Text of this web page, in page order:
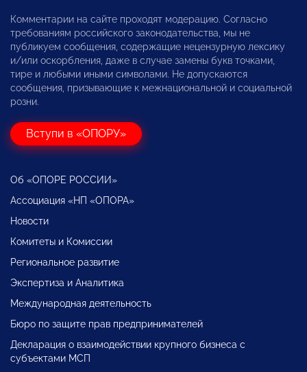
Комментарии на сайте проходят модерацию. Согласно
требованиям российского законодательства, мы не
публикуем сообщения, содержащие нецензурную лексику
и/или оскорбления, даже в случае замены букв точками,
тире и любыми иными символами. Не допускаются
сообщения, призывающие к межнациональной и социальной
розни.
Вступи в «ОПОРУ»
Об «ОПОРЕ РОССИИ»
Ассоциация «НП «ОПОРА»
Новости
Комитеты и Комиссии
Региональное развитие
Экспертиза и Аналитика
Международная деятельность
Бюро по защите прав предпринимателей
Декларация о взаимодействии крупного бизнеса с
субъектами МСП